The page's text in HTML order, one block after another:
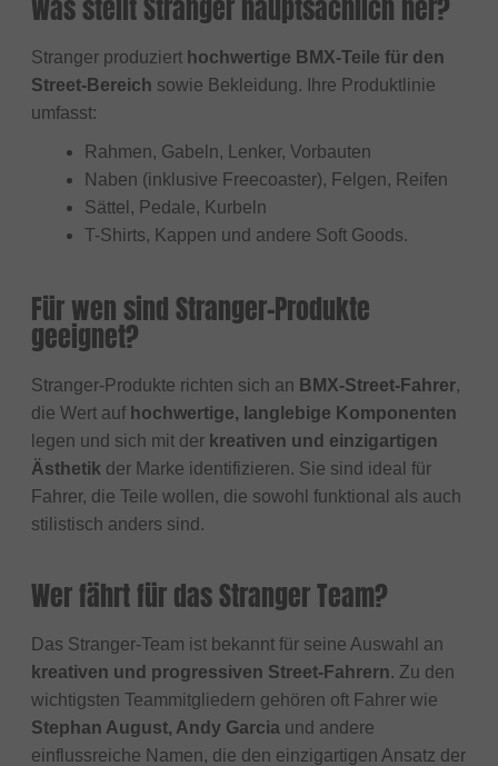
Was stellt Stranger hauptsächlich her?
Stranger produziert hochwertige BMX-Teile für den
Street-Bereich sowie Bekleidung. Ihre Produktlinie
umfasst:
Rahmen, Gabeln, Lenker, Vorbauten
Naben (inklusive Freecoaster), Felgen, Reifen
Sättel, Pedale, Kurbeln
T-Shirts, Kappen und andere Soft Goods.
Für wen sind Stranger-Produkte
geeignet?
Stranger-Produkte richten sich an BMX-Street-Fahrer,
die Wert auf hochwertige, langlebige Komponenten
legen und sich mit der kreativen und einzigartigen
Ästhetik der Marke identifizieren. Sie sind ideal für
Fahrer, die Teile wollen, die sowohl funktional als auch
stilistisch anders sind.
Wer fährt für das Stranger Team?
Das Stranger-Team ist bekannt für seine Auswahl an
kreativen und progressiven Street-Fahrern. Zu den
wichtigsten Teammitgliedern gehören oft Fahrer wie
Stephan August, Andy Garcia und andere
einflussreiche Namen, die den einzigartigen Ansatz der